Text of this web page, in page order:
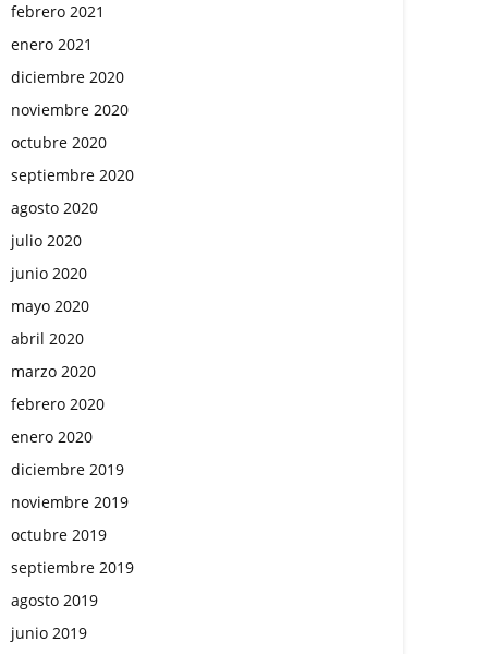
febrero 2021
enero 2021
diciembre 2020
noviembre 2020
octubre 2020
septiembre 2020
agosto 2020
julio 2020
junio 2020
mayo 2020
abril 2020
marzo 2020
febrero 2020
enero 2020
diciembre 2019
noviembre 2019
octubre 2019
septiembre 2019
agosto 2019
junio 2019